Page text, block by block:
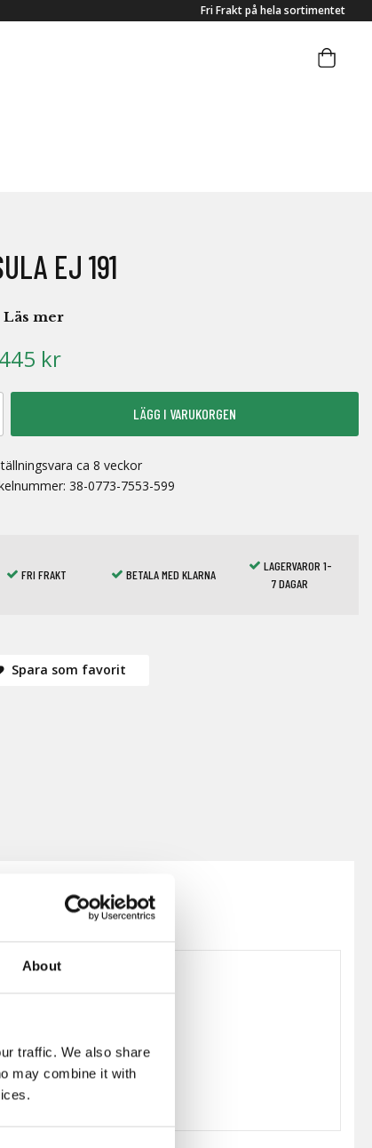
About
traffic. We also share
may combine it with
Fri Frakt på hela sortimentet
EJ 191
Läs mer
kr
LÄGG I VARUKORGEN
ca 8 veckor
38-0773-7553-599
FRI FRAKT BETALA MED KLARNA
LAGERVAROR 1-
7 DAGAR
Spara som favorit